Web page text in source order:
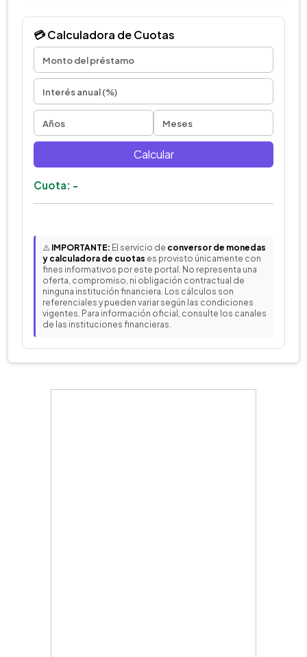
💳 Calculadora de Cuotas
Calcular
Cuota: -
⚠️ IMPORTANTE: El servicio de conversor de monedas
y calculadora de cuotas es provisto únicamente con
fines informativos por este portal. No representa una
oferta, compromiso, ni obligación contractual de
ninguna institución financiera. Los cálculos son
referenciales y pueden variar según las condiciones
vigentes. Para información oficial, consulte los canales
de las instituciones financieras.